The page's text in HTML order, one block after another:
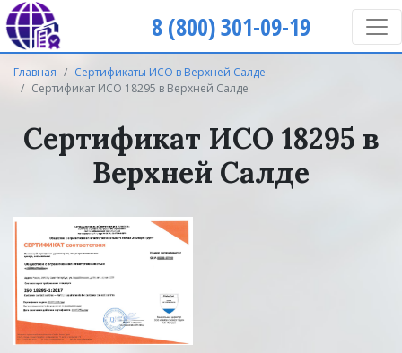
8 (800) 301-09-19
Главная
Сертификаты ИСО в Верхней Салде
Cертификат ИСО 18295 в Верхней Салде
Cертификат ИСО 18295 в
Верхней Салде